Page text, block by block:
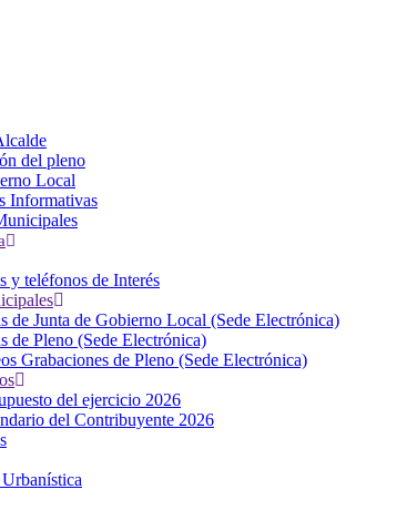
del pleno
Local
Informativas
y teléfonos de Interés
de Junta de Gobierno Local (Sede Electrónica)
de Pleno (Sede Electrónica)
Grabaciones de Pleno (Sede Electrónica)
del ejercicio 2026
del Contribuyente 2026